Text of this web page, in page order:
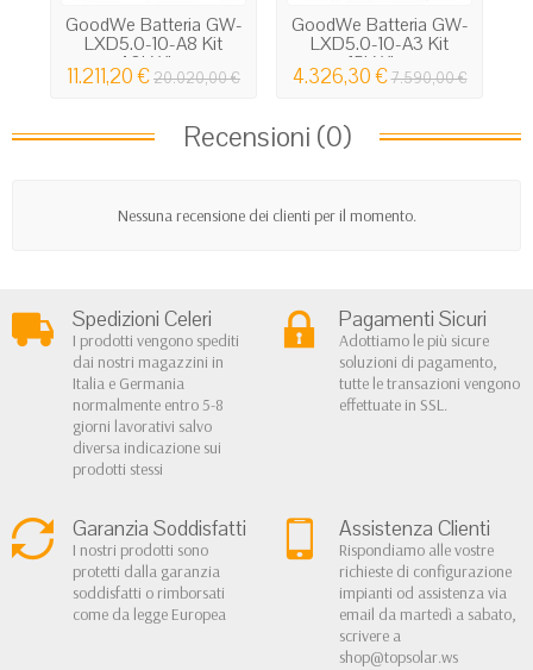
GoodWe Batteria GW-
LXD5.0-10-A8 Kit
40kWh...
11.211,20 €20.020,00 €
GoodWe Batteria GW-
LXD5.0-10-A3 Kit
15kWh...
4.326,30 €7.590,00 €
Recensioni (0)
Nessuna recensione dei clienti per il momento.
Spedizioni Celeri
I prodotti vengono spediti
dai nostri magazzini in
Italia e Germania
normalmente entro 5-8
giorni lavorativi salvo
diversa indicazione sui
prodotti stessi
Pagamenti Sicuri
Adottiamo le più sicure
soluzioni di pagamento,
tutte le transazioni vengono
effettuate in SSL.
Garanzia Soddisfatti
I nostri prodotti sono
protetti dalla garanzia
soddisfatti o rimborsati
come da legge Europea
Assistenza Clienti
Rispondiamo alle vostre
richieste di configurazione
impianti od assistenza via
email da martedì a sabato,
scrivere a
shop@topsolar.ws